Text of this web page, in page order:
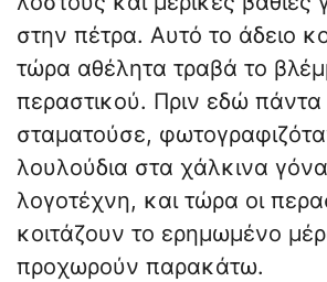
στην πέτρα. Αυτό το άδειο
τώρα αθέλητα τραβά το
περαστικού. Πριν εδώ πάντα
σταματούσε,
λουλούδια στα χάλκινα
λογοτέχνη, και τώρα οι
κοιτάζουν το ερημωμένο
προχωρούν παρακάτω.